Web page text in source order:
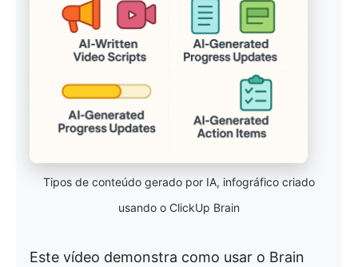
Tipos de conteúdo gerado por IA, infográfico criado
usando o ClickUp Brain
Este vídeo demonstra como usar o Brain